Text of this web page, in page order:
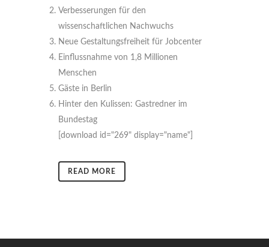
Verbesserungen für den
wissenschaftlichen Nachwuchs
Neue Gestaltungsfreiheit für Jobcenter
Einflussnahme von 1,8 Millionen
Menschen
Gäste in Berlin
Hinter den Kulissen: Gastredner im
Bundestag
[download id="269" display="name"]
READ MORE